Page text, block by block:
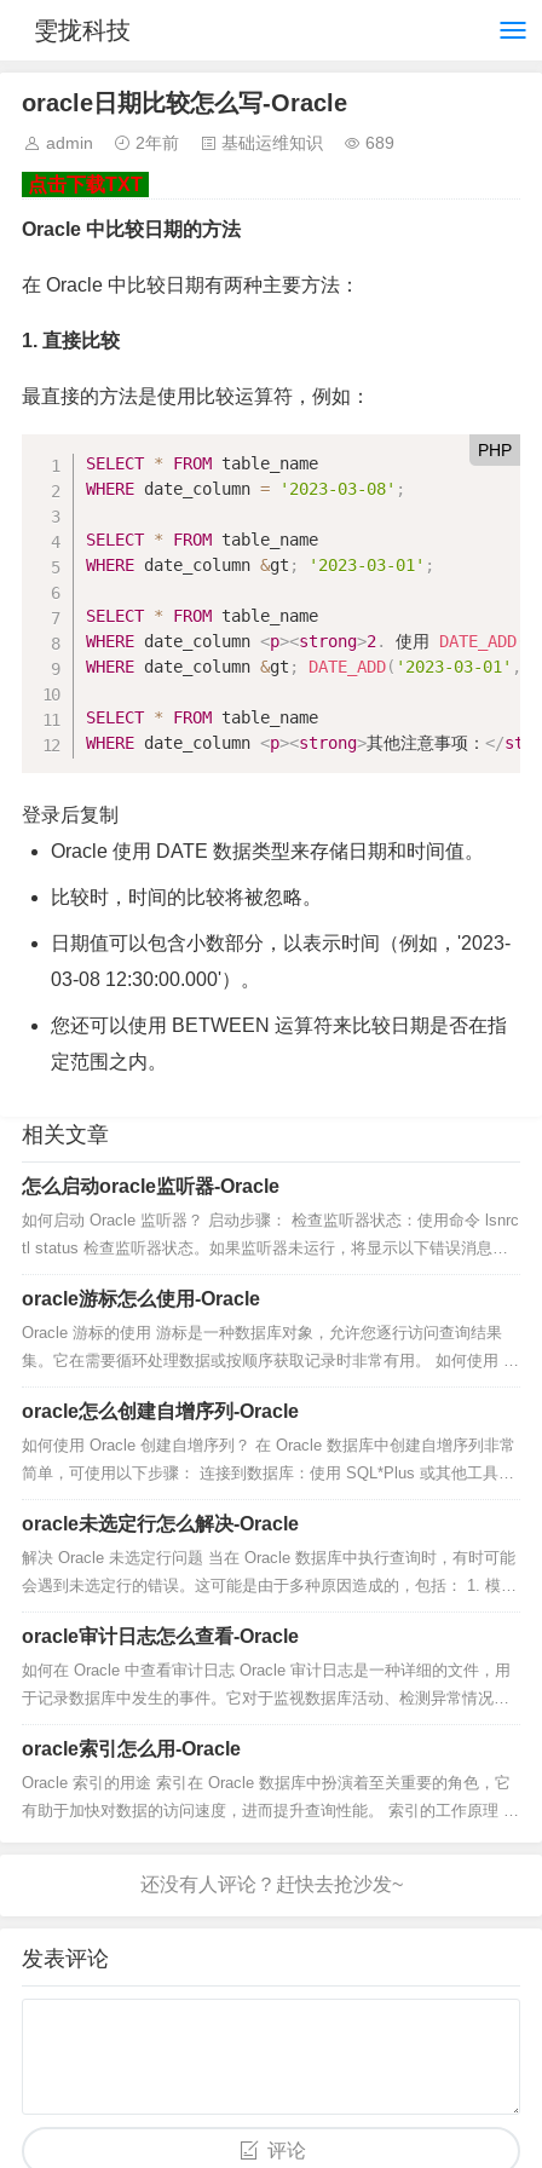
雯拢科技
oracle日期比较怎么写-Oracle
admin 2年前 基础运维知识 689
点击下载TXT
Oracle 中比较日期的方法
在 Oracle 中比较日期有两种主要方法：
1. 直接比较
最直接的方法是使用比较运算符，例如：
PHP
SELECT * FROM
WHERE date_column = '2023-03-08' ;
SELECT * FROM
WHERE date_column &gt ; '2023-03-01' ;
SELECT * FROM
WHERE date_column <p><strong>2. 使用 DATE_ADD
WHERE date_column &gt ; DATE_ADD( '2023-03-01' ,
SELECT * FROM
WHERE date_column <p><strong>其他注意事项：</
登录后复制
Oracle 使用 DATE 数据类型来存储日期和时间值。
比较时，时间的比较将被忽略。
日期值可以包含小数部分，以表示时间（例如，'2023-
03-08 12:30:00.000'）。
您还可以使用 BETWEEN 运算符来比较日期是否在指
定范围之内。
相关文章
怎么启动oracle监听器-Oracle
如何启动 Oracle 监听器？ 启动步骤： 检查监听器状态：使用命令 lsnrc
tl status 检查监听器状态。如果监听器未运行，将显示以下错误消息：
LSNRCTL for Linux:...
oracle游标怎么使用-Oracle
Oracle 游标的使用 游标是一种数据库对象，允许您逐行访问查询结果
集。它在需要循环处理数据或按顺序获取记录时非常有用。 如何使用 Or
acle 游标 创建和使用 Oracle 游标涉及以下步骤：...
oracle怎么创建自增序列-Oracle
如何使用 Oracle 创建自增序列？ 在 Oracle 数据库中创建自增序列非常
简单，可使用以下步骤： 连接到数据库：使用 SQL*Plus 或其他工具连
接到 Oracle 数据库。 创建序...
oracle未选定行怎么解决-Oracle
解决 Oracle 未选定行问题 当在 Oracle 数据库中执行查询时，有时可能
会遇到未选定行的错误。这可能是由于多种原因造成的，包括： 1. 模糊
查询 模糊查询使用通配符（例如 % 或 _）来匹...
oracle审计日志怎么查看-Oracle
如何在 Oracle 中查看审计日志 Oracle 审计日志是一种详细的文件，用
于记录数据库中发生的事件。它对于监视数据库活动、检测异常情况和
遵守监管要求至关重要。 方法： 1. 检查审计设置 首先...
oracle索引怎么用-Oracle
Oracle 索引的用途 索引在 Oracle 数据库中扮演着至关重要的角色，它
有助于加快对数据的访问速度，进而提升查询性能。 索引的工作原理 索
发表评论
评论